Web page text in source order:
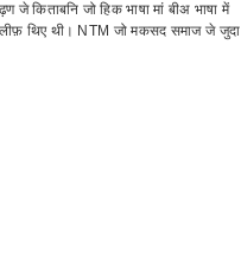
किताबनि जो हिक भाषा मां बीअ भाषा में
थिए थी। NTM जो मकसद समाज जे जुदा